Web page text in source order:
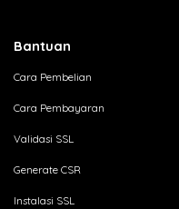
Bantuan
Cara Pembelian
Cara Pembayaran
Validasi SSL
Generate CSR
Instalasi SSL